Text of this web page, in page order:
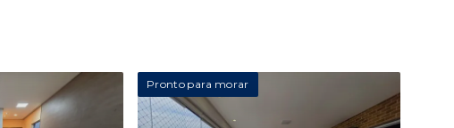
Pronto para morar